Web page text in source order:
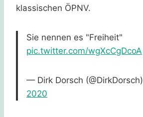
klassischen ÖPNV.
Sie nennen es "Freiheit"
pic.twitter.com/wgXcCgDcoA
— Dirk Dorsch (@DirkDorsch)
2020